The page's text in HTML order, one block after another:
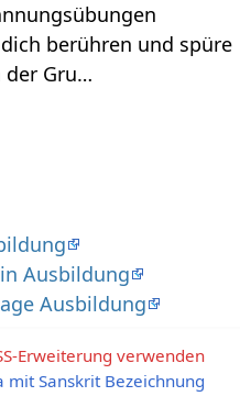
berühren und spüre
der Gru…
Ausbildung
Ausbildung
Erweiterung verwenden
mit Sanskrit Bezeichnung